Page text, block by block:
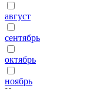
август
сентябрь
октябрь
ноябрь